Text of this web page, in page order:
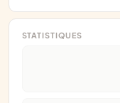
STATISTIQUES